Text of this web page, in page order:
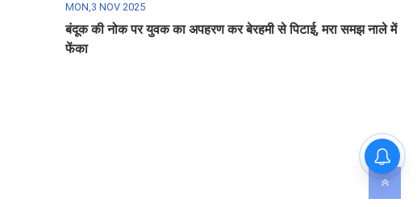
MON,3 NOV 2025
बंदूक की नोक पर युवक का अपहरण कर बेरहमी से पिटाई, मरा समझ नाले में
फेंका